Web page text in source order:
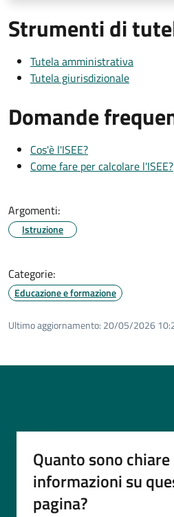
Strumenti di
Tutela amministrativa
Tutela giurisdizionale
Domande
Cos'è l'ISEE?
Come fare per calcolare l'ISEE?
Argomenti:
Istruzione
Categorie:
Educazione e formazione
Ultimo aggiornamento: 20/05/2026
Quanto sono chiare
informazioni su
pagina?